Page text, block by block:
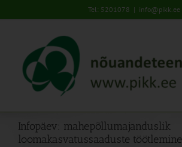
to
Tel: 5201078 | info@pikk.ee
Infopäev: mahepõllumajanduslik
loomakasvatussaaduste töötlemine